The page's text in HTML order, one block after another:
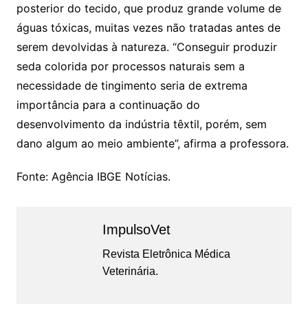
posterior do tecido, que produz grande volume de
águas tóxicas, muitas vezes não tratadas antes de
serem devolvidas à natureza. “Conseguir produzir
seda colorida por processos naturais sem a
necessidade de tingimento seria de extrema
importância para a continuação do
desenvolvimento da indústria têxtil, porém, sem
dano algum ao meio ambiente”, afirma a professora.
Fonte: Agência IBGE Notícias.
ImpulsoVet
Revista Eletrônica Médica
Veterinária.